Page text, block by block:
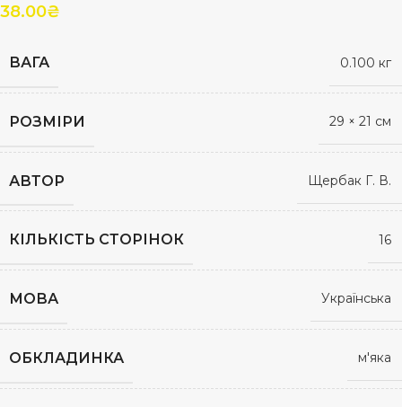
38.00₴
ВАГА 0.100 кг
РОЗМІРИ 29 × 21 см
АВТОР Щербак Г. В.
КІЛЬКІСТЬ СТОРІНОК 16
МОВА Українська
ОБКЛАДИНКА м'яка